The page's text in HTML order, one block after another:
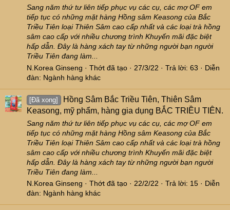
Sang năm thứ tư liên tiếp phục vụ các cụ, các mợ OF em
tiếp tục có những mặt hàng Hồng sâm Keasong của Bắc
Triều Tiên loại Thiên Sâm cao cấp nhất và các loại trà hồng
sâm cao cấp với nhiều chương trình Khuyến mãi đặc biệt
hấp dẫn. Đây là hàng xách tay từ những người bạn người
Triều Tiên đang làm...
N.Korea Ginseng
Thớt đã tạo 27/3/22 Trả lời: 63
Diễn
đàn: Ngành hàng khác
[Đã xong]
Hồng Sâm Bắc Triều Tiên, Thiên Sâm
Keasong, mỹ phẩm, hàng gia dụng BẮC TRIỀU TIÊN.
Sang năm thứ tư liên tiếp phục vụ các cụ, các mợ OF em
tiếp tục có những mặt hàng Hồng sâm Keasong của Bắc
Triều Tiên loại Thiên Sâm cao cấp nhất và các loại trà hồng
sâm cao cấp với nhiều chương trình Khuyến mãi đặc biệt
hấp dẫn. Đây là hàng xách tay từ những người bạn người
Triều Tiên đang làm...
N.Korea Ginseng
Thớt đã tạo 22/2/22 Trả lời: 15
Diễn
đàn: Ngành hàng khác